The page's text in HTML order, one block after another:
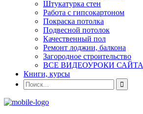
Штукатурка стен
Работа с гипсокартоном
Покраска потолка
Подвесной потолок
Качественный пол
Ремонт лоджии, балкона
Загородное строительство
ВСЕ ВИДЕОУРОКИ САЙТА
Книги, курсы